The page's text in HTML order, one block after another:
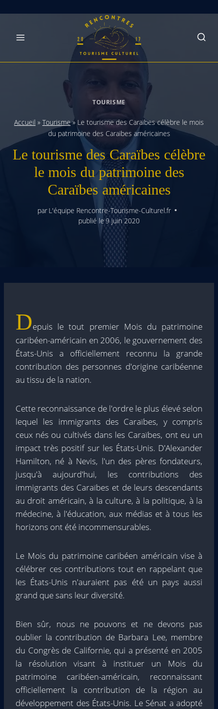
TOURISME
Accueil » Tourisme» Le tourisme des Caraïbes célèbre le mois
du patrimoine des Caraïbes américaines
Le tourisme des Caraïbes célèbre
le mois du patrimoine des
Caraïbes américaines
par L'équipe Rencontre-Tourisme-Culturel.fr
publié le 9 juin 2020
Depuis le tout premier Mois du patrimoine
caribéen-américain en 2006, le gouvernement des
États-Unis a officiellement reconnu la grande
contribution des personnes d'origine caribéenne
au tissu de la nation.
Cette reconnaissance de l'ordre le plus élevé selon
lequel les immigrants des Caraïbes, y compris
ceux nés ou cultivés dans les Caraïbes, ont eu un
impact très positif sur les États-Unis. D'Alexander
Hamilton, né à Nevis, l'un des pères fondateurs,
jusqu'à aujourd'hui, les contributions des
immigrants des Caraïbes et de leurs descendants
au droit américain, à la culture, à la politique, à la
médecine, à l'éducation, aux médias et à tous les
horizons ont été incommensurables.
Le Mois du patrimoine caribéen américain vise à
célébrer ces contributions tout en rappelant que
les États-Unis n'auraient pas été un pays aussi
grand que sans leur diversité.
Bien sûr, nous ne pouvons et ne devons pas
oublier la contribution de Barbara Lee, membre
du Congrès de Californie, qui a présenté en 2005
la résolution visant à instituer un Mois du
patrimoine caribéen-américain, reconnaissant
officiellement la contribution de la région au
développement des États-Unis. Le Sénat a adopté